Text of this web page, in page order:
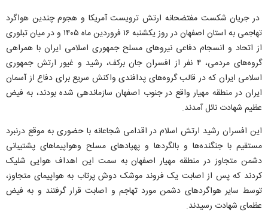
در جریان شکست مفتضحانه ارتش ترویست آمریکا و هجوم چندین هواگرد
تهاجمی به استان اصفهان در روز یکشنبه ۱۶ فروردین ماه ۱۴۰۵ و در میان تبلوری
از اتحاد و انسجام دفاعی نیرو‌های مسلح جمهوری اسلامی ایران با همراهی
گروه‌های مردمی، ۴ نفر از افسران جان برکف، رشید و غیور ارتش جمهوری
اسلامی ایران که در قالب گروه‌های پدافندی واکنش سریع برای دفاع از آسمان
ایران در منطقه مهیار واقع در جنوب اصفهان سازماندهی شده بودند، به فیض
عظیم شهادت نائل آمدند.
این افسران رشید ارتش اسلام در اقدامی شجاعانه با حضوری به موقع درنبرد
مستقیم با جنگنده‌ها و بالگرد‌ها و پهپاد‌های مسلح وهواپیما‌های پشتیبانی
دشمن متجاوز در منطقه مهیار اصفهان به سمت این اهداف هوایی شلیک
کردند که پس از اصابت یک فروند موشک دوش پرتاب به هواپیمای متجاوز،
توسط سایر هواگرد‌های دشمن مورد تهاجم و اصابت قرار گرفتند و به فیض
عظمای شهادت رسیدند.